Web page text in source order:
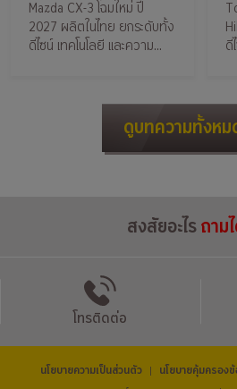
ขับกว่าเดิม
Mazda CX-3 โฉมใหม่ ปี
2027 ผลิตในไทย ยกระดับทั้ง
ดีไซน์ เทคโนโลยี และความ
ดี
ป
ดูบทความทั้งห
สงสัยอะไรถาม
โทรติดต่อ
นโยบายความเป็นส่วนตัว | นโยบายคุ้มครอง